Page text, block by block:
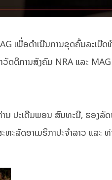
ເພື່ອດຳເນີນການຂຸດຄົ້ນລະເ
ວັດດີການສັງຄົມ NRA ແລະ
ປະເດີມພອນ ສົນທະນີ, ຮອງລັ
ະລັດອາເມຣິກາປະຈຳລາວ ແລ